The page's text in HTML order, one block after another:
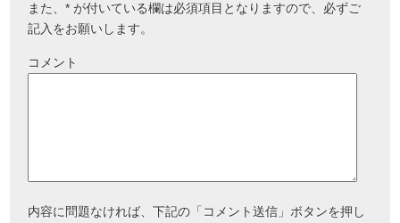
また、* が付いている欄は必須項目となりますので、必ずご
記入をお願いします。
コメント
内容に問題なければ、下記の「コメント送信」ボタンを押し